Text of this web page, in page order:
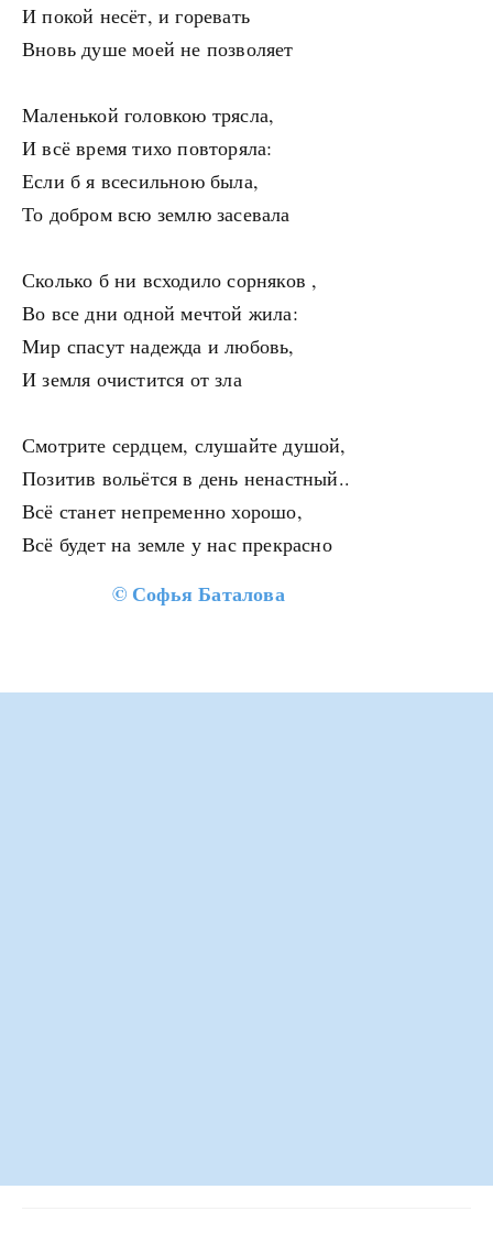
И покой несёт, и горевать
Вновь душе моей не позволяет
Маленькой головкою трясла,
И всё время тихо повторяла:
Если б я всесильною была,
То добром всю землю засевала
Сколько б ни всходило сорняков ,
Во все дни одной мечтой жила:
Мир спасут надежда и любовь,
И земля очистится от зла
Смотрите сердцем, слушайте душой,
Позитив вольётся в день ненастный..
Всё станет непременно хорошо,
Всё будет на земле у нас прекрасно
© Софья Баталова